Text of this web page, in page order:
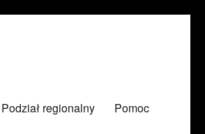
Podział regionalny Pomoc